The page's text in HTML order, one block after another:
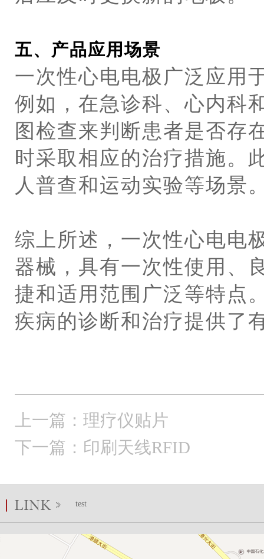
五、产品应用场景
一次性心电电极广泛应用
例如，在急诊科、心内科
图检查来判断患者是否存
时采取相应的治疗措施。
人普查和运动实验等场景
综上所述，一次性心电电
器械，具有一次性使用、
捷和适用范围广泛等特点
疾病的诊断和治疗提供了
上一篇：理疗仪贴片
下一篇：印刷天线RFID
test